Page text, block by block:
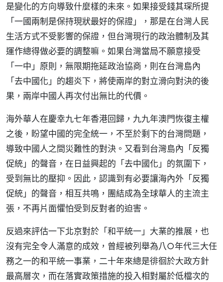
是變化的方向導致什麼樣的未來。如果接受錢其琛所提
「一國兩制是保持現狀最好的保證」，那是在台灣人民
生活方式不受影響的保證，但台灣現行的政治體制及其
運作總得做必要的調整嘛。如果台灣當局不願意接受
「一中」原則，無限期拖延政治協商，則在台灣島內
「去中國化」的趨炎下，將使兩岸的對立滑向對決的後
果，兩岸中國人再次付出無比的代價。
海外華人在慶幸九七年香港回歸，九九年澳門恢復主權
之後，盼望中國的完全統一，不至於剩下的台灣問題，
導致中國人之間災難性的對決。又看到台灣島內「反獨
促統」的聲音，在日益興起的「去中國化」的氛圍下，
受到無比的壓抑。因此，認識到有必要讓海內外「反獨
促統」的聲音，相互共鳴，團結成為全球華人的主流主
張，不再片面懼怕受到反對者的迫害。
反過來評估一下北京對於「和平統一」大業的推展，也
沒有完全令人滿意的成效，曾經被列舉為八○年代三大任
務之一的和平統一事業，二十年來總是徘徊於大政方針
最高層次，而在落實政策措施的投入相對屬於低檔次的